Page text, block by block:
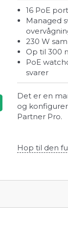
16 PoE
Managed switch med mulighed for netværksstyring og
230 W
Op til
PoE watchdog genstarter automatisk kameraer der ikke
svarer
Det er en
og
Partner Pro.
Hop til den